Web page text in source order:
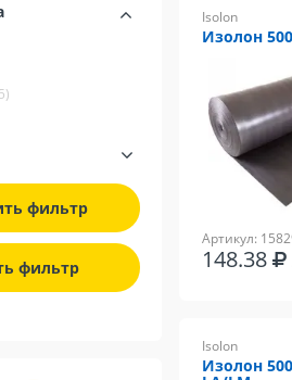
фильтр
фильтр
Isolon
Изолон
Артикул:
148.38
Isolon
Изолон